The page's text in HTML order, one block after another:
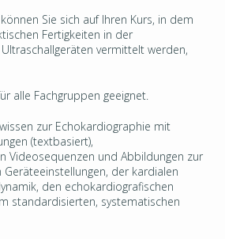
Sie sich auf Ihren Kurs, in dem
Fertigkeiten in der
vermittelt werden,
alle Fachgruppen geeignet.
zur Echokardiographie mit
(textbasiert),
Videosequenzen und Abbildungen zur
der kardialen
den echokardiografischen
standardisierten, systematischen